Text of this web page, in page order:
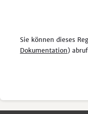
Sie können dieses
Dokumentation)